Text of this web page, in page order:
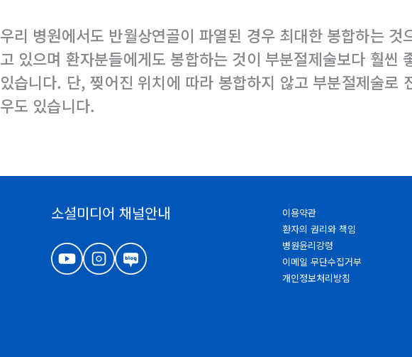
우리 병원에서도 반월상연골이 파열된 경우 최대한 봉합하는 것
고 있으며 환자분들에게도 봉합하는 것이 부분절제술보다 훨씬
있습니다. 단, 찢어진 위치에 따라 봉합하지 않고 부분절제술로
우도 있습니다.
소셜미디어 채널안내
이용약관
환자의 권리와 책임
병원윤리강령
이메일 무단수집거부
개인정보처리방침